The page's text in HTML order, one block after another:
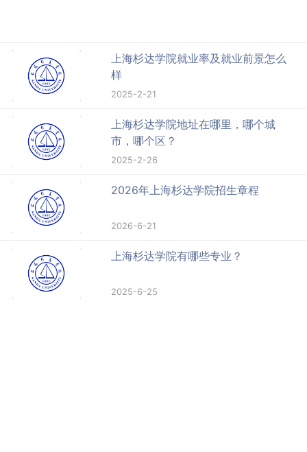
上海杉达学院就业率及就业前景怎么
样
2025-2-21
上海杉达学院地址在哪里，哪个城
市，哪个区？
2025-2-26
2026年上海杉达学院招生章程
2026-6-21
上海杉达学院有哪些专业？
2025-6-25